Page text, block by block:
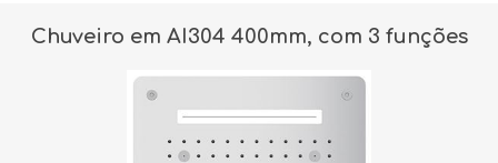
Chuveiro em AI304 400mm, com 3 funções